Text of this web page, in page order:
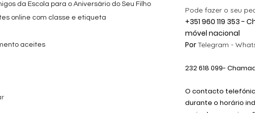
da Escola para o Aniversário do Seu Filho
online com classe e etiqueta
aceites
Pode fazer o seu
+351 960 119 353 -
móvel nacional
PorTelegram -
232 618 099-
O contacto
durante o horário